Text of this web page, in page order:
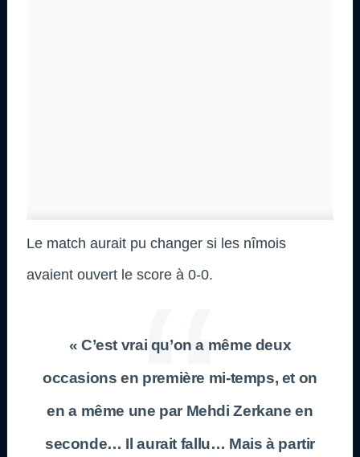
Le match aurait pu changer si les nîmois
avaient ouvert le score à 0-0.
« C’est vrai qu’on a même deux
occasions en première mi-temps, et on
en a même une par Mehdi Zerkane en
seconde… Il aurait fallu… Mais à partir